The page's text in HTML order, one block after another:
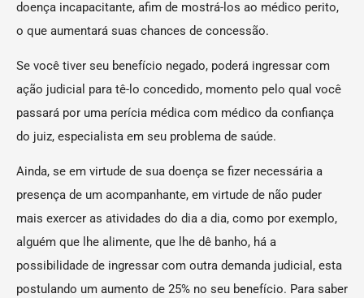
doença incapacitante, afim de mostrá-los ao médico perito,
o que aumentará suas chances de concessão.
Se você tiver seu benefício negado, poderá ingressar com
ação judicial para tê-lo concedido, momento pelo qual você
passará por uma perícia médica com médico da confiança
do juiz, especialista em seu problema de saúde.
Ainda, se em virtude de sua doença se fizer necessária a
presença de um acompanhante, em virtude de não puder
mais exercer as atividades do dia a dia, como por exemplo,
alguém que lhe alimente, que lhe dê banho, há a
possibilidade de ingressar com outra demanda judicial, esta
postulando um aumento de 25% no seu benefício. Para saber